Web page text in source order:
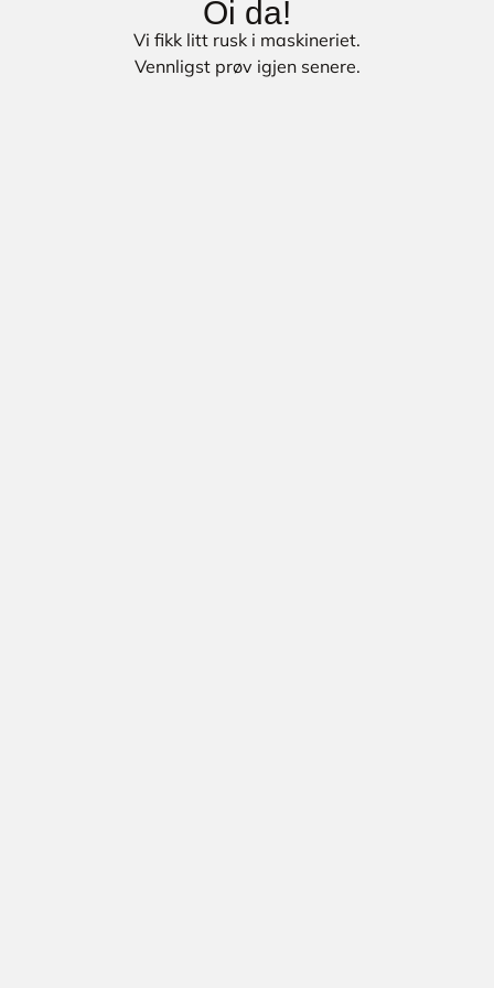
Oi da!
Vi fikk litt rusk i maskineriet.
Vennligst prøv igjen senere.